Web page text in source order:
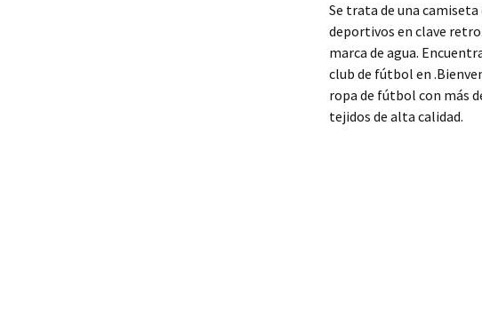
Se trata de una
deportivos en clave
marca de agua.
club de fútbol en
ropa de fútbol con más
tejidos de alta calidad.